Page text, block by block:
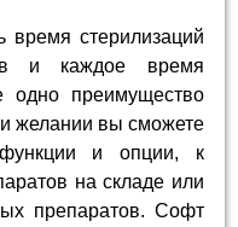
время стерилизаций
и каждое время
одно преимущество
желании вы сможете
функции и опции, к
на складе или
препаратов. Софт